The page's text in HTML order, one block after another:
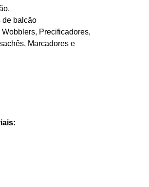
de balcão
Precificadores,
Marcadores e